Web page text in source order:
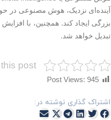
آینده‌ای نزدیک، هوش مصنوعی در
بزرگی ایجاد کند. همچنین، با
تبدیل خواهد شد.
post
Post Views: 945
اشتراک گذاری نوشته در: